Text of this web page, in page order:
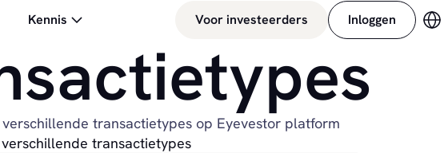
Kennis Voor investeerders Inloggen
transactietypes op Eyevestor platform
transactietypes